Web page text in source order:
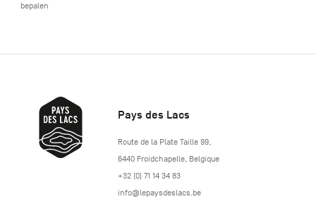
bepalen
Pays des Lacs
http://www.lepaysdeslacs.be/
Route de la Plate Taille 99,
6440 Froidchapelle, Belgique
+32 (0) 71 14 34 83
info@lepaysdeslacs.be